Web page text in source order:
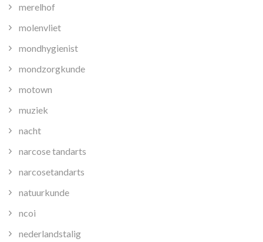
merelhof
molenvliet
mondhygienist
mondzorgkunde
motown
muziek
nacht
narcose tandarts
narcosetandarts
natuurkunde
ncoi
nederlandstalig